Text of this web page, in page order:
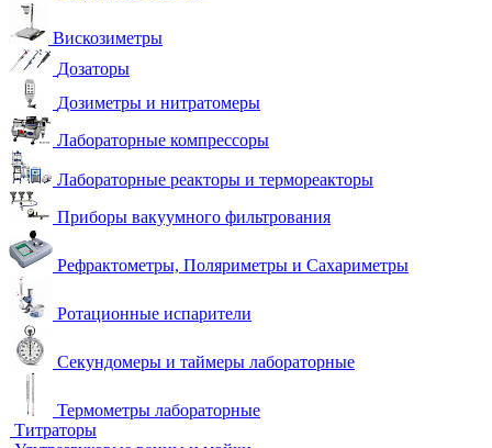
Вискозиметры
Дозаторы
Дозиметры и нитратомеры
Лабораторные компрессоры
Лабораторные реакторы и термореакторы
Приборы вакуумного фильтрования
Рефрактометры, Поляриметры и Сахариметры
Ротационные испарители
Секундомеры и таймеры лабораторные
Термометры лабораторные